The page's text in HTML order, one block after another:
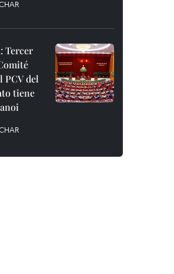
Tercer
PCV del
tiene